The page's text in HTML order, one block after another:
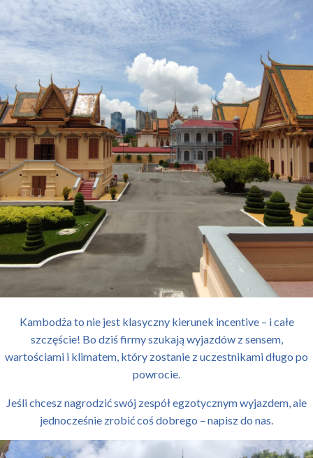
Kambodża to nie jest klasyczny kierunek incentive – i całe
szczęście! Bo dziś firmy szukają wyjazdów z sensem,
wartościami i klimatem, który zostanie z uczestnikami długo po
powrocie.
Jeśli chcesz nagrodzić swój zespół egzotycznym wyjazdem, ale
jednocześnie zrobić coś dobrego – napisz do nas.